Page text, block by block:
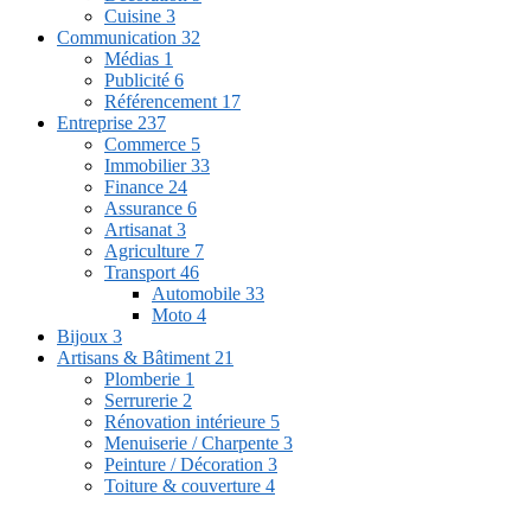
Cuisine 3
Communication 32
Médias 1
Publicité 6
Référencement 17
Entreprise 237
Commerce 5
Immobilier33
Finance 24
Assurance 6
Artisanat3
Agriculture 7
Transport46
Automobile 33
Moto 4
Bijoux 3
Artisans & Bâtiment21
Plomberie 1
Serrurerie 2
Rénovation intérieure 5
Menuiserie / Charpente 3
Peinture / Décoration 3
Toiture & couverture 4